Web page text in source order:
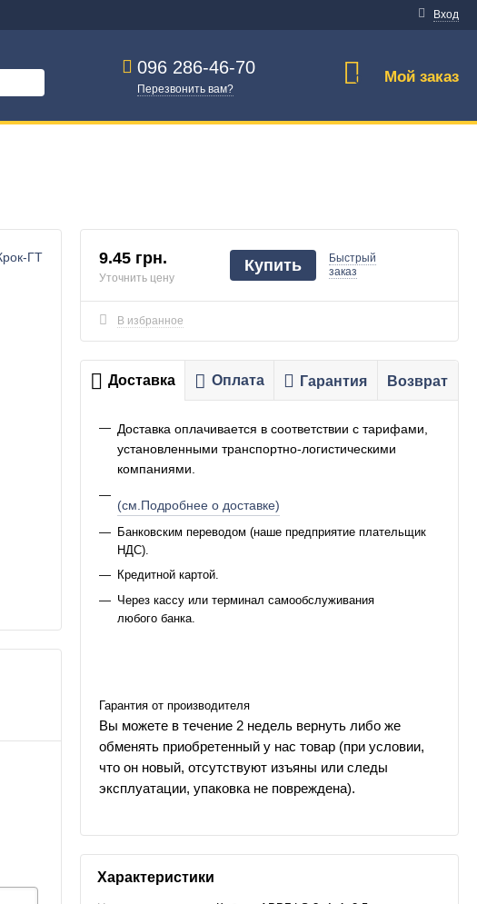
Вход
096 286-46-70
Перезвонить вам?
0 Мой заказ
9.45 грн.
Уточнить цену
Купить
Быстрый
заказ
В избранное
Доставка Оплата Гарантия Возврат
Доставка оплачивается в соответствии с тарифами,
установленными транспортно-логистическими
компаниями.
(см.Подробнее о доставке)
Банковским переводом (наше предприятие плательщик
НДС).
Кредитной картой.
Через кассу или терминал самообслуживания
любого банка.
Гарантия от производителя
Вы можете в течение 2 недель вернуть либо же
обменять приобретенный у нас товар (при условии,
что он новый, отсутствуют изъяны или следы
эксплуатации, упаковка не повреждена).
Характеристики